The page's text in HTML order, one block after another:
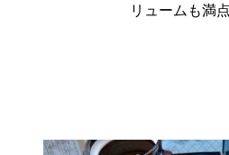
リュームも満